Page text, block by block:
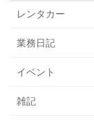
レンタカー
業務日記
イベント
雑記